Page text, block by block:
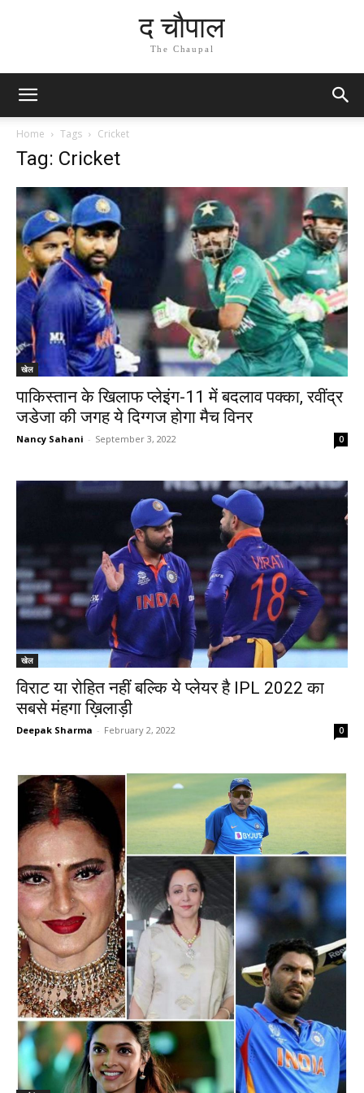
द चौपाल
The Chaupal
Home Tags Cricket
Tag: Cricket
खेल
पाकिस्तान के खिलाफ प्लेइंग-11 में बदलाव पक्का, रवींद्र
जडेजा की जगह ये दिग्गज होगा मैच विनर
Nancy Sahani - September 3, 2022 0
खेल
विराट या रोहित नहीं बल्कि ये प्लेयर है IPL 2022 का
सबसे मंहगा ख़िलाड़ी
Deepak Sharma - February 2, 2022 0